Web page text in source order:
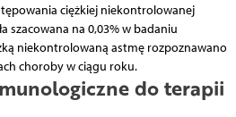
ciężkiej niekontrolowanej
szacowana na 0,03% w badaniu
niekontrolowaną astmę rozpoznawano
choroby w ciągu roku.
do terapii